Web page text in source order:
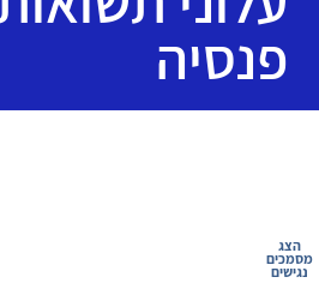
פנסיה
הצג
מסמכים
נגישים